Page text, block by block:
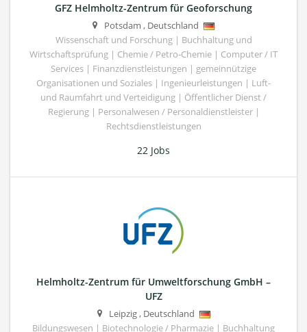
GFZ Helmholtz-Zentrum für Geoforschung
Potsdam , Deutschland
Wissenschaft und Forschung | Buchhaltung und
Wirtschaftsprüfung | Chemie / Petro-Chemie | Computer / IT
Services | Finanzdienstleistungen | gemeinnützige
Organisationen und Soziales | Ingenieurleistungen | Luft-
und Raumfahrt und Verteidigung | Öffentlicher Dienst /
Regierung | Personalwesen / Personaldienstleister |
Rechtsdienstleistungen
22 Jobs
Helmholtz-Zentrum für Umweltforschung GmbH –
UFZ
Leipzig, Deutschland
Bildungswesen | Biotechnologie / Pharmazie | Buchhaltung